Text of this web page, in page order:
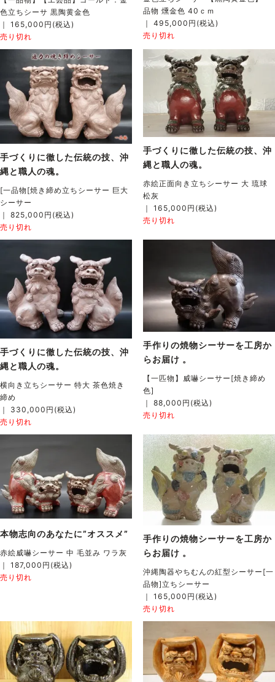
色立ちシーサ 黒陶黄金色
｜ 165,000円(税込)
売り切れ
品物 燻金色 40ｃｍ
｜ 495,000円(税込)
売り切れ
手づくりに徹した伝統の技、沖
縄と職人の魂。
[一品物[焼き締め立ちシーサー 巨大
シーサー
｜ 825,000円(税込)
売り切れ
手づくりに徹した伝統の技、沖
縄と職人の魂。
赤絵正面向き立ちシーサー 大 琉球
松灰
｜ 165,000円(税込)
売り切れ
手づくりに徹した伝統の技、沖
縄と職人の魂。
横向き立ちシーサー 特大 茶色焼き
締め
｜ 330,000円(税込)
売り切れ
手作りの焼物シーサーを工房か
らお届け 。
【一匹物】威嚇シーサー[焼き締め
色]
｜ 88,000円(税込)
売り切れ
本物志向のあなたに”オススメ”
赤絵威嚇シーサー 中 毛並み ワラ灰
｜ 187,000円(税込)
売り切れ
手作りの焼物シーサーを工房か
らお届け 。
沖縄陶器やちむんの紅型シーサー[一
品物]立ちシーサー
｜ 165,000円(税込)
売り切れ